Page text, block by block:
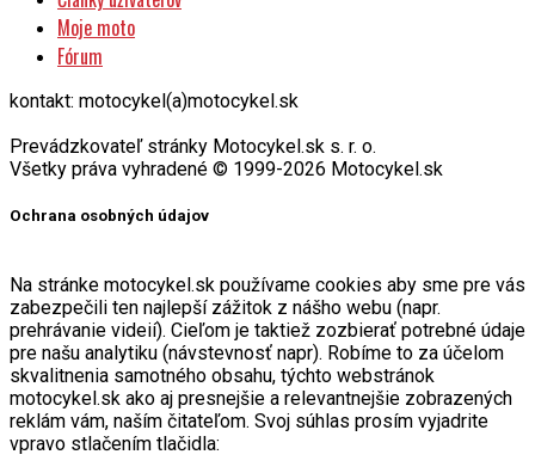
Moje moto
Fórum
kontakt: motocykel(a)motocykel.sk
Prevádzkovateľ stránky Motocykel.sk s. r. o.
Všetky práva vyhradené © 1999-2026 Motocykel.sk
Ochrana osobných údajov
Na stránke motocykel.sk používame cookies aby sme pre vás
zabezpečili ten najlepší zážitok z nášho webu (napr.
prehrávanie videií). Cieľom je taktiež zozbierať potrebné údaje
pre našu analytiku (návstevnosť napr). Robíme to za účelom
skvalitnenia samotného obsahu, týchto webstránok
motocykel.sk ako aj presnejšie a relevantnejšie zobrazených
reklám vám, naším čitateľom. Svoj súhlas prosím vyjadrite
vpravo stlačením tlačidla: